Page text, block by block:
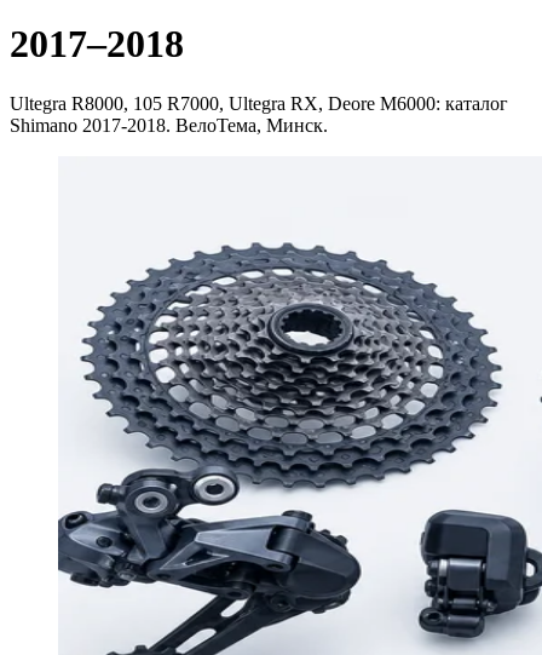
2017–2018
Ultegra R8000, 105 R7000, Ultegra RX, Deore M6000: каталог
Shimano 2017-2018. ВелоТема, Минск.